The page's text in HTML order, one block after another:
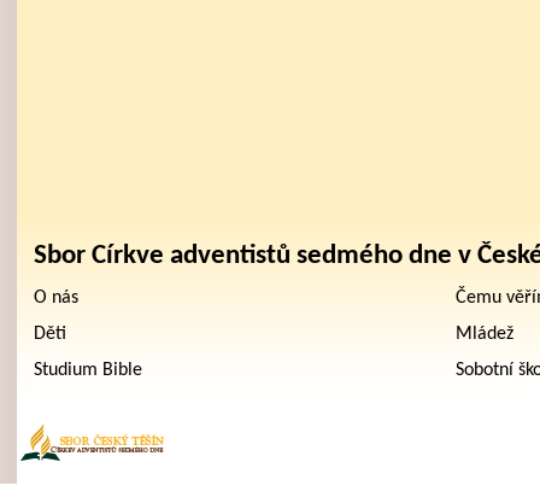
Sbor Církve adventistů sedmého dne v
O nás
Čemu
Děti
Mládež
Studium Bible
Sobotní